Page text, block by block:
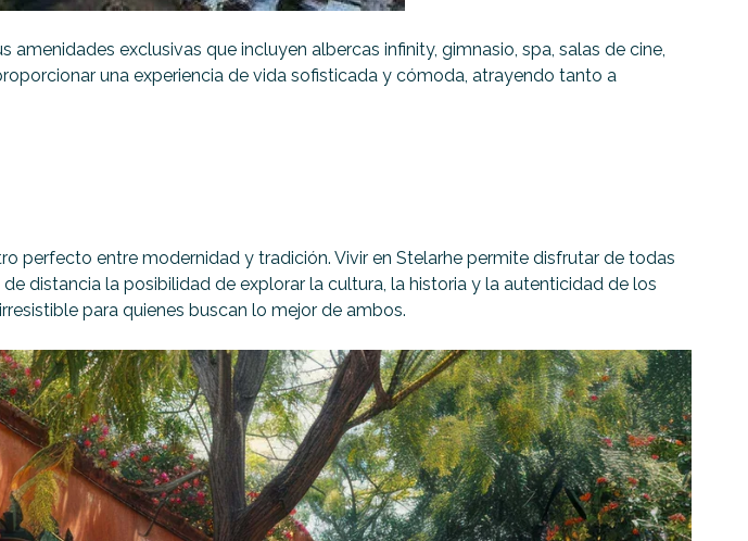
exclusivas que incluyen albercas infinity, gimnasio, spa, salas de cine,
una experiencia de vida sofisticada y cómoda, atrayendo tanto a
perfecto entre modernidad y tradición. Vivir en Stelarhe permite disfrutar de todas
distancia la posibilidad de explorar la cultura, la historia y la autenticidad de los
para quienes buscan lo mejor de ambos.